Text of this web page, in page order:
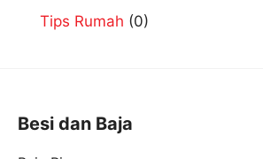
Tips Rumah (0)
Besi dan Baja